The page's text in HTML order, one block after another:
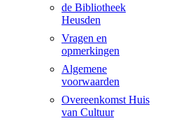
de Bibliotheek
Heusden
Vragen en
opmerkingen
Algemene
voorwaarden
Overeenkomst Huis
van Cultuur